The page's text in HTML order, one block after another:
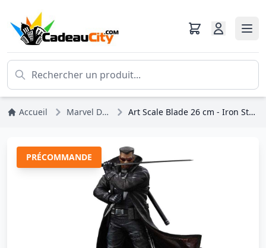
Accueil Marvel DC Comics Art Scale Blade 26 cm - Iron Studios Marvel Comics
PRÉCOMMANDE